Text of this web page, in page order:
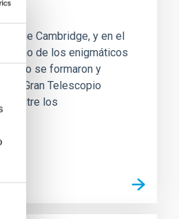
de Cambridge, y en el
de los enigmáticos
cómo se formaron y
el Gran Telescopio
entre los